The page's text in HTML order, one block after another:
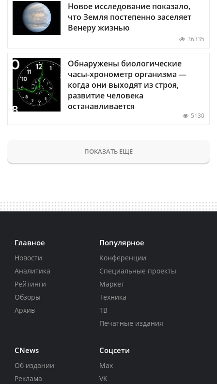
Новое исследование показало,
что Земля постепенно заселяет
Венеру жизнью
36335
Обнаружены биологические
часы-хронометр организма —
когда они выходят из строя,
развитие человека
останавливается
5130
ПОКАЗАТЬ ЕЩЕ
Главное
Новости
Аналитика
Рейтинги
Обзоры
Архив
Популярное
Конференции
Специальные проекты
Маркет
Техника
ТВ
Печатные издания
CNews
Об издании
Реклама
Соцсети
Max
VK